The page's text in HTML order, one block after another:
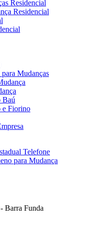
Residencial
Residencial
Mudanças
Baú
e Fiorino
Barra Funda